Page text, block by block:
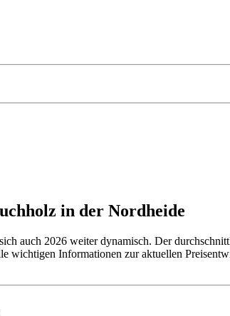
in der Nordheide
auch 2026 weiter dynamisch. Der
wichtigen Informationen zur aktuellen